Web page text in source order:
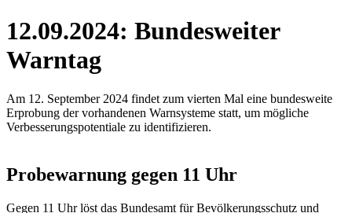
12.09.2024: Bundesweiter
Warntag
Am 12. September 2024 findet zum vierten Mal eine bundesweite
Erprobung der vorhandenen Warnsysteme statt, um mögliche
Verbesserungspotentiale zu identifizieren.
Probewarnung gegen 11 Uhr
Gegen 11 Uhr löst das Bundesamt für Bevölkerungsschutz und